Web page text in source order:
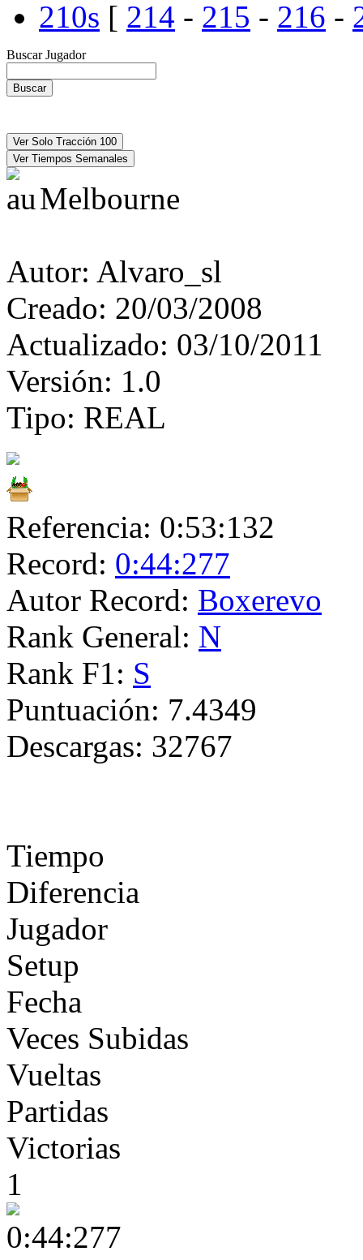
210s [ 214 - 215 - 216 -
Buscar Jugador
Melbourne
Autor: Alvaro_sl
Creado: 20/03/2008
Actualizado: 03/10/2011
Versión: 1.0
Tipo: REAL
Referencia: 0:53:132
Record: 0:44:277
Autor Record: Boxerevo
Rank General: N
Rank F1: S
Puntuación: 7.4349
Descargas: 32767
Tiempo
Diferencia
Jugador
Setup
Fecha
Veces Subidas
Vueltas
Partidas
Victorias
1
0:44:277